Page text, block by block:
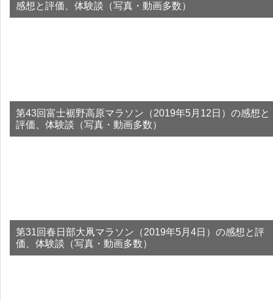
感想と評価、体験談（写真・動画多数）
第43回富士裾野高原マラソン（2019年5月12日）の感想と
評価、体験談（写真・動画多数）
第31回春日部大凧マラソン（2019年5月4日）の感想と評
価、体験談（写真・動画多数）